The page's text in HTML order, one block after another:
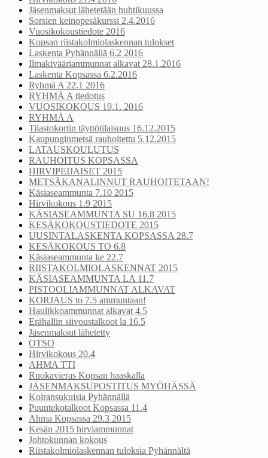
Jäsenmaksut lähetetään huhtikuussa
Sorsien keinopesäkurssi 2.4.2016
Vuosikokoustiedote 2016
Kopsan riistakolmiolaskennan tulokset
Laskenta Pyhännällä 6.2 2016
Ilmakivääriammunnat alkavat 28.1.2016
Laskenta Kopsassa 6.2.2016
Ryhmä A 22.1 2016
RYHMÄ A tiedotus
VUOSIKOKOUS 19.1. 2016
RYHMÄ A
Tilastokortin täyttötilaisuus 16.12.2015
Kaupunginmetsä rauhoitettu 5.12.2015
LATAUSKOULUTUS
RAUHOITUS KOPSASSA
HIRVIPEIJAISET 2015
METSÄKANALINNUT RAUHOITETAAN!
Käsiaseammunta 7.10 2015
Hirvikokous 1.9 2015
KÄSIASEAMMUNTA SU 16.8 2015
KESÄKOKOUSTIEDOTE 2015
UUSINTALASKENTA KOPSASSA 28.7
KESÄKOKOUS TO 6.8
Käsiaseammunta ke 22.7
RIISTAKOLMIOLASKENNAT 2015
KÄSIASEAMMUNTA LA 11.7
PISTOOLIAMMUNNAT ALKAVAT
KORJAUS to 7.5 ammuntaan!
Haulikkoammunnat alkavat 4.5
Erähallin siivoustalkoot la 16.5
Jäsenmaksut lähetetty
OTSO
Hirvikokous 20.4
AHMA TTI
Ruokavieras Kopsan haaskalla
JÄSENMAKSUPOSTITUS MYÖHÄSSÄ
Koiransukuisia Pyhännällä
Puuntekotalkoot Kopsassa 11.4
Ahma Kopsassa 29.3 2015
Kesän 2015 hirviammunnat
Johtokunnan kokous
Riistakolmiolaskennan tuloksia Pyhännältä